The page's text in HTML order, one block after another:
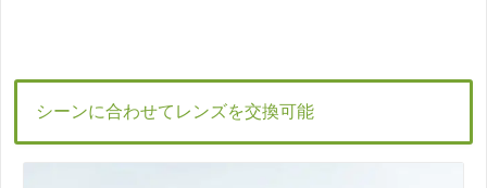
シーンに合わせてレンズを交換可能